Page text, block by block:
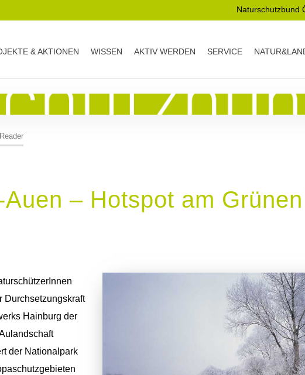
Naturschutzbund
& AKTIONEN WISSEN AKTIV WERDEN SERVICE
– Hotspot am
Durchsetzungskraft
Hainburg der
der Nationalpark